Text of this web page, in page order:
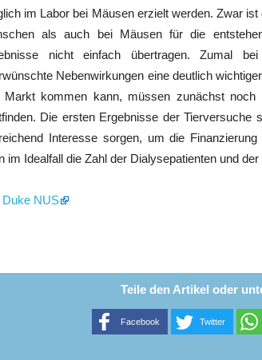
im Labor bei Mäusen erzielt werden. Zwar
als auch bei Mäusen für die
nicht einfach übertragen. Zumal
Nebenwirkungen eine deutlich
Markt kommen kann, müssen zunächst noch
Die ersten Ergebnisse der
Interesse sorgen, um die
im Idealfall die Zahl der Dialysepatienten und
Duke NUS
Teile den Artikel oder
Facebook Twitter